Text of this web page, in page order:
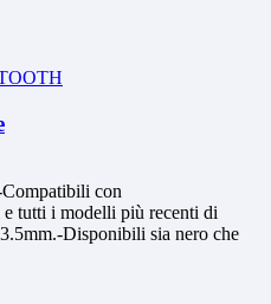
con
tutti i modelli più recenti di
Disponibili sia nero che